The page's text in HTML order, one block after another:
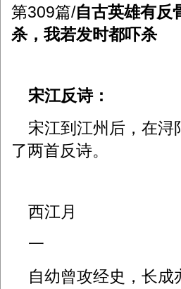
第309篇/自古英雄有反
杀，我若发时都吓杀
宋江反诗：
宋江到江州后，在浔
了两首反诗。
西江月
一
自幼曾攻经史，长成